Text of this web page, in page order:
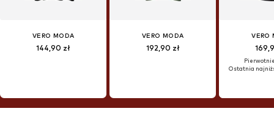
VERO MODA
144,90 zł
VERO MODA
192,90 zł
VERO
Ostatnia